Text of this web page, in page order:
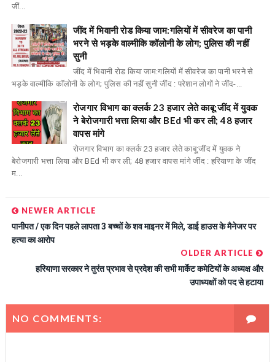
जीं...
जींद में भिवानी रोड किया जाम:गलियों में सीवरेज का पानी
भरने से भड़के वाल्मीकि कॉलोनी के लोग; पुलिस की नहीं
सुनी
जींद में भिवानी रोड किया जाम:गलियों में सीवरेज का पानी भरने से
भड़के वाल्मीकि कॉलोनी के लोग; पुलिस की नहीं सुनी जींद : परेशान लोगों ने जींद-...
रोजगार विभाग का क्लर्क 23 हजार लेते काबू:जींद में युवक
ने बेरोजगारी भत्ता लिया और BEd भी कर ली; 48 हजार
वापस मांगे
रोजगार विभाग का क्लर्क 23 हजार लेते काबू:जींद में युवक ने
बेरोजगारी भत्ता लिया और BEd भी कर ली; 48 हजार वापस मांगे जींद : हरियाणा के जींद
म...
NEWER ARTICLE
पानीपत / एक दिन पहले लापता 3 बच्चों के शव माइनर में मिले, डाई हाउस के मैनेजर पर
हत्या का आरोप
OLDER ARTICLE
हरियाणा सरकार ने तुरंत प्रभाव से प्रदेश की सभी मार्केट कमेटियों के अध्यक्ष और
उपाध्यक्षों को पद से हटाया
NO COMMENTS: